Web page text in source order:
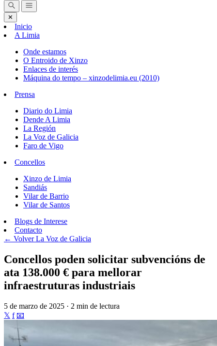
✕
Inicio
A Limia
Onde estamos
O Entroido de Xinzo
Enlaces de interés
Máquina do tempo – xinzodelimia.eu (2010)
Prensa
Diario do Limia
Dende A Limia
La Región
La Voz de Galicia
Faro de Vigo
Concellos
Xinzo de Limia
Sandiás
Vilar de Barrio
Vilar de Santos
Blogs de Interese
Contacto
← VolverLa Voz de Galicia
Concellos poden solicitar subvencións de
ata 138.000 € para mellorar
infraestruturas industriais
5 de marzo de 2025 · 2 min de lectura
𝕏 f 📧